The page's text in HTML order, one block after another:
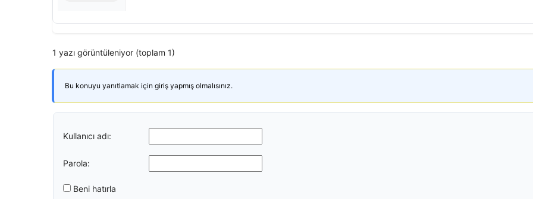
1 yazı görüntüleniyor (toplam 1)
Bu konuyu yanıtlamak için giriş yapmış olmalısınız.
Kullanıcı adı:
Parola:
Beni hatırla